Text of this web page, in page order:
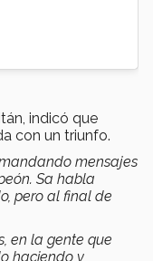
indicó que
con un triunfo.
mensajes
Sa habla
pero al final de
en la gente que
haciendo y